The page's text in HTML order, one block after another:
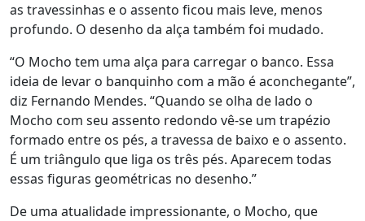
as travessinhas e o assento ficou mais leve, menos
profundo. O desenho da alça também foi mudado.
“O Mocho tem uma alça para carregar o banco. Essa
ideia de levar o banquinho com a mão é aconchegante”,
diz Fernando Mendes. “Quando se olha de lado o
Mocho com seu assento redondo vê-se um trapézio
formado entre os pés, a travessa de baixo e o assento.
É um triângulo que liga os três pés. Aparecem todas
essas figuras geométricas no desenho.”
De uma atualidade impressionante, o Mocho, que